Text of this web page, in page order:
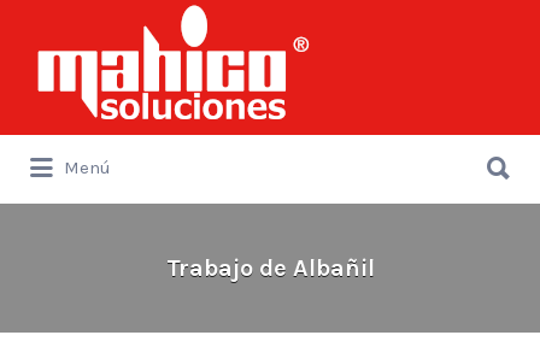
por:
Menú
por:
Trabajo de Albañil